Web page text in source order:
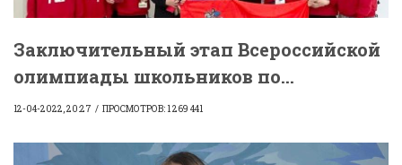
Заключительный этап Всероссийской
олимпиады школьников по...
12-04-2022, 20:27 ПРОСМОТРОВ: 1 269 441